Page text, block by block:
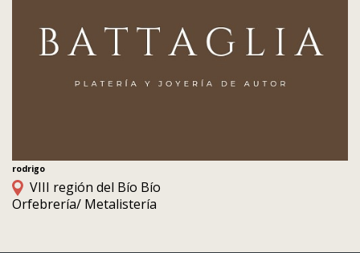
rodrigo
VIII región del Bío Bío
Orfebrería/ Metalistería